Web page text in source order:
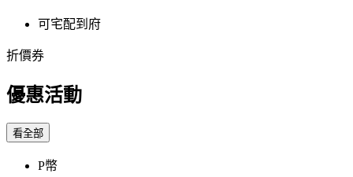
可宅配到府
折價券
優惠活動
看全部
P幣